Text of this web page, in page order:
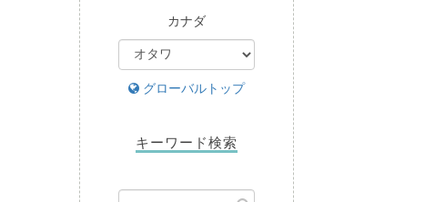
カナダ
グローバルトップ
キーワード検索